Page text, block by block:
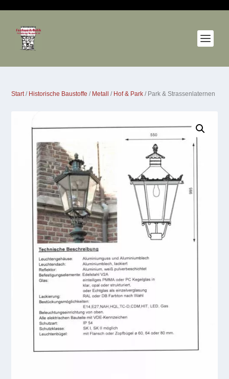
Start/ Historische Baustoffe / Metall / Hof & Park / Park & Strassenlaternen